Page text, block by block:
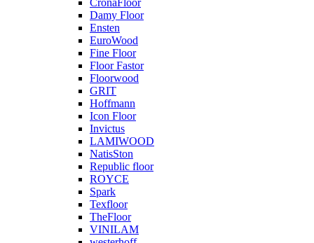
CronaFloor
Damy Floor
Ensten
EuroWood
Fine Floor
Floor Fastor
Floorwood
GRIT
Hoffmann
Icon Floor
Invictus
LAMIWOOD
NatisSton
Republic floor
ROYCE
Spark
Texfloor
TheFloor
VINILAM